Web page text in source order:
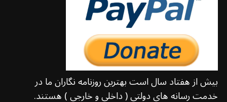
بیش از هفتاد سال است بهترین روزنامه نگاران ما در
خدمت رسانه های دولتی ( داخلی و خارجی ) هستند.